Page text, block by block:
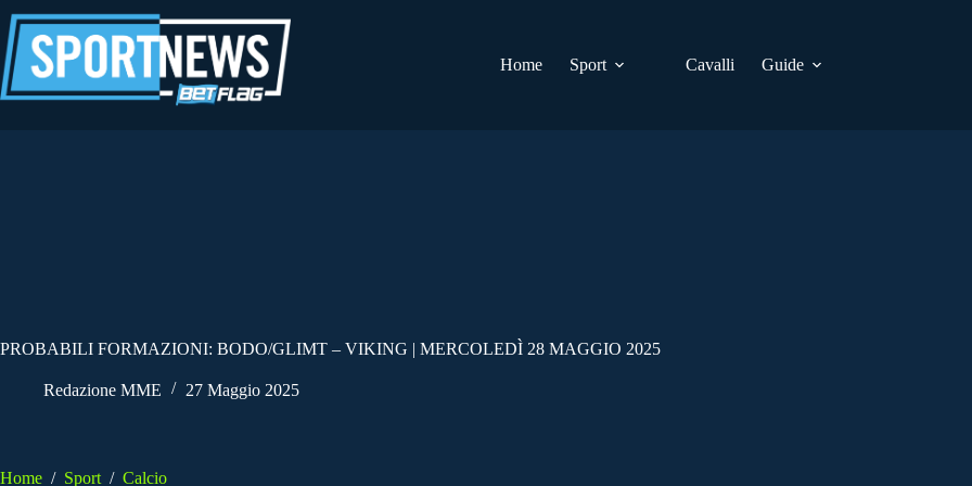
al
contenuto
Home
Sport Cavalli Guide
PROBABILI FORMAZIONI: BODO/GLIMT – VIKING | MERCOLEDÌ 28 MAGGIO 2025
Redazione MME 27 Maggio 2025
Home / Sport / Calcio